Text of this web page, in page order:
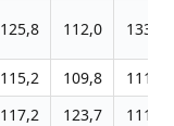
125,8 112,0 133,2
115,2 109,8
111,1
117,2 123,7
111,5